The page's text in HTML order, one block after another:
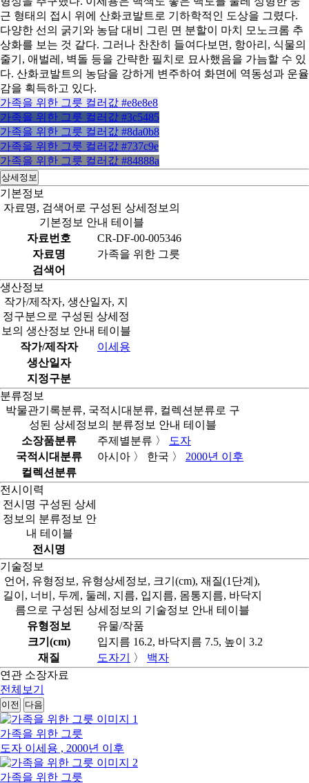
근 형태의 접시 위에 산화코발트로 기하학적인 도상을 그렸다.
다양한 선의 굵기와 농담 대비 그린 면 분할이 마치 모노크롬 추
상화를 보는 것 같다. 그러나 찬찬히 들여다보면, 항아리, 식물의
줄기, 애벌레, 벽돌 등을 간략한 필치로 묘사했음을 가늠할 수 있
다. 산화코발트의 농담을 강하게 변주하여 화면에 역동성과 운율
감을 획득하고 있다.
가족을 위한 그릇 컬러값 #e8e8e8
가족을 위한 그릇 컬러값 #3c5485
가족을 위한 그릇 컬러값 #8da0b8
가족을 위한 그릇 컬러값 #737c9e
가족을 위한 그릇 컬러값 #84888a
상세정보
기본정보
자료명, 검색어로 구성된 상세정보의
기본정보 안내 테이블
자료번호
CR-DF-00-005346
자료명
가족을 위한 그릇
검색어
생산정보
작가/제작자, 생산일자, 지
정구분으로 구성된 상세정
보의 생산정보 안내 테이블
작가/제작자
이세용
생산일자
지정구분
분류정보
박물관기록분류, 국적시대분류, 컬렉션분류로 구
성된 상세정보의 분류정보 안내 테이블
소장품분류
주제별분류 〉
도자
국적시대분류
아시아 〉 한국 〉 2000년 이후
컬렉션분류
전시이력
전시명 구성된 상세
정보의 분류정보 안
내 테이블
전시명
기술정보
언어, 유형정보, 유형상세정보, 크기(cm), 재질(1단계),
길이, 너비, 두께, 둘레, 지름, 입지름, 몸통지름, 바닥지
름으로 구성된 상세정보의 기술정보 안내 테이블
유형정보
유물/작품
크기(cm)
입지름 16.2, 바닥지름 7.5, 높이 3.2
재질
도자기 〉 백자
연관 소장자료
전체보기
이전 다음
가족을 위한 그릇
도자 이세용 , 2000년 이후
가족을 위한 그릇